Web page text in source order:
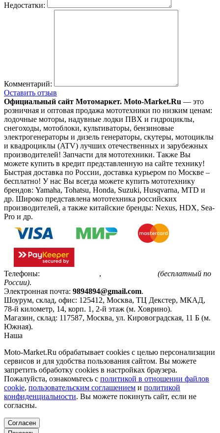
Недостатки:
Комментарий:
Оставить отзыв
Официальный сайт Мотомаркет. Moto-Market.Ru — это
розничная и оптовая продажа мототехники по низким ценам:
лодочные моторы, надувные лодки ПВХ и гидроциклы,
снегоходы, мотоблоки, культиваторы, бензиновые
электрогенераторы и дизель генераторы, скутеры, мотоциклы
и квадроциклы (ATV) лучших отечественных и зарубежных
производителей! Запчасти для мототехники. Также Вы
можете купить в кредит представленную на сайте технику!
Быстрая доставка по России, доставка курьером по Москве –
бесплатно! У нас Вы всегда можете купить мототехнику
брендов: Yamaha, Tohatsu, Honda, Suzuki, Husqvarna, MTD и
др. Широко представлена мототехника российских
производителей, а также китайские бренды: Nexus, HDX, Sea-
Pro и др.
Телефоны: ,
(бесплатный по
России).
Электронная почта: 9894894@gmail.com.
Шоурум, склад, офис: 125412, Москва, ТЦ Декстер, МКАД,
78-й километр, 14, корп. 1, 2-й этаж (м. Ховрино).
Магазин, склад: 117587, Москва, ул. Кировоградская, 11 Б (м.
Южная).
Наша
Moto-Market.Ru обрабатывает сookies с целью персонализации
сервисов и для удобства пользования сайтом. Вы можете
запретить обработку сookies в настройках браузера.
Пожалуйста, ознакомьтесь с политикой в отношении файлов
cookie, пользовательским соглашением и политикой
конфиденциальности. Вы можете покинуть сайт, если не
согласны.
Согласен